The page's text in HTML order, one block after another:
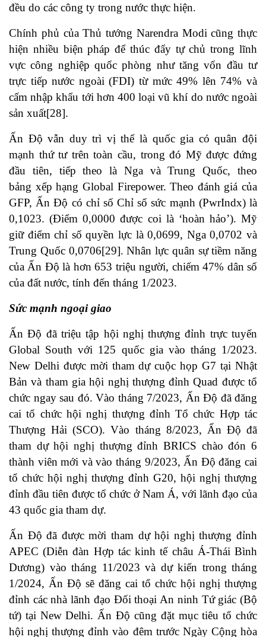
đều do các công ty trong nước thực hiện.
Chính phủ của Thủ tướng Narendra Modi cũng thực
hiện nhiều biện pháp để thúc đẩy tự chủ trong lĩnh
vực công nghiệp quốc phòng như tăng vốn đầu tư
trực tiếp nước ngoài (FDI) từ mức 49% lên 74% và
cấm nhập khẩu tới hơn 400 loại vũ khí do nước ngoài
sản xuất[28].
Ấn Độ vẫn duy trì vị thế là quốc gia có quân đội
mạnh thứ tư trên toàn cầu, trong đó Mỹ được đứng
đầu tiên, tiếp theo là Nga và Trung Quốc, theo
bảng xếp hạng Global Firepower. Theo đánh giá của
GFP, Ấn Độ có chỉ số Chỉ số sức mạnh (PwrIndx) là
0,1023. (Điểm 0,0000 được coi là ‘hoàn hảo’). Mỹ
giữ điểm chỉ số quyền lực là 0,0699, Nga 0,0702 và
Trung Quốc 0,0706[29]. Nhân lực quân sự tiềm năng
của Ấn Độ là hơn 653 triệu người, chiếm 47% dân số
của đất nước, tính đến tháng 1/2023.
Sức mạnh ngoại giao
Ấn Độ đã triệu tập hội nghị thượng đỉnh trực tuyến
Global South với 125 quốc gia vào tháng 1/2023.
New Delhi được mời tham dự cuộc họp G7 tại Nhật
Bản và tham gia hội nghị thượng đỉnh Quad được tổ
chức ngay sau đó. Vào tháng 7/2023, Ấn Độ đã đăng
cai tổ chức hội nghị thượng đỉnh Tổ chức Hợp tác
Thượng Hải (SCO). Vào tháng 8/2023, Ấn Độ đã
tham dự hội nghị thượng đỉnh BRICS chào đón 6
thành viên mới và vào tháng 9/2023, Ấn Độ đăng cai
tổ chức hội nghị thượng đỉnh G20, hội nghị thượng
đỉnh đầu tiên được tổ chức ở Nam Á, với lãnh đạo của
43 quốc gia tham dự.
Ấn Độ đã được mời tham dự hội nghị thượng đỉnh
APEC (Diễn đàn Hợp tác kinh tế châu Á-Thái Bình
Dương) vào tháng 11/2023 và dự kiến trong tháng
1/2024, Ấn Độ sẽ đăng cai tổ chức hội nghị thượng
đỉnh các nhà lãnh đạo Đối thoại An ninh Tứ giác (Bộ
tứ) tại New Delhi. Ấn Độ cũng đặt mục tiêu tổ chức
hội nghị thượng đỉnh vào đêm trước Ngày Cộng hòa